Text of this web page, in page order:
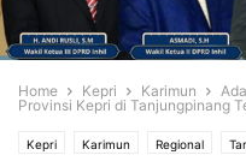
Home Kepri Karimun
Provinsi Kepri di Tanjungpinang
Kepri Karimun Regional